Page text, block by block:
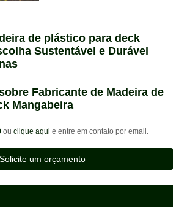
de plástico para deck
Sustentável e Durável
Fabricante de Madeira de
Mangabeira
ou clique aqui e entre em contato por email.
Solicite um orçamento